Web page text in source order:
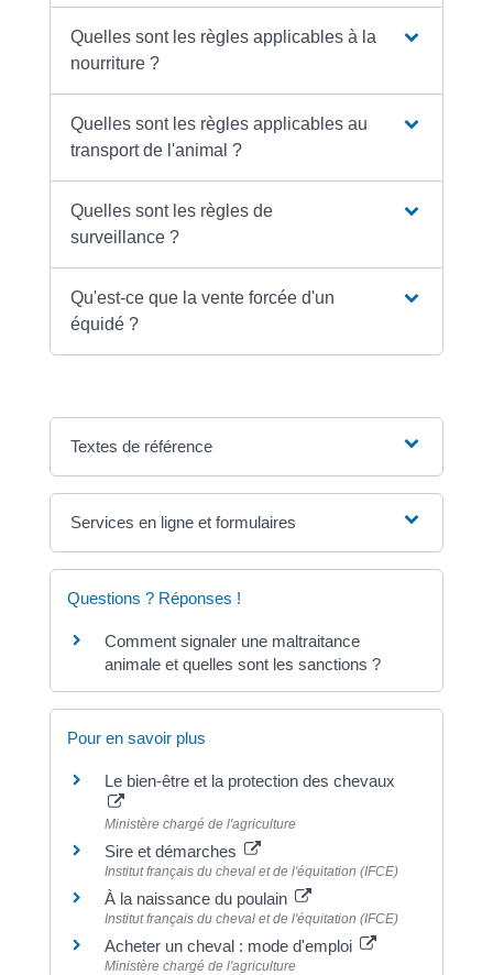
Quelles sont les règles applicables à la
nourriture ?
Quelles sont les règles applicables au
transport de l'animal ?
Quelles sont les règles de
surveillance ?
Qu'est-ce que la vente forcée d'un
équidé ?
Textes de référence
Services en ligne et formulaires
Questions ? Réponses !
Comment signaler une maltraitance
animale et quelles sont les sanctions ?
Pour en savoir plus
Le bien-être et la protection des chevaux
Ministère chargé de l'agriculture
Sire et démarches
Institut français du cheval et de l'équitation (IFCE)
À la naissance du poulain
Institut français du cheval et de l'équitation (IFCE)
Acheter un cheval : mode d'emploi
Ministère chargé de l'agriculture